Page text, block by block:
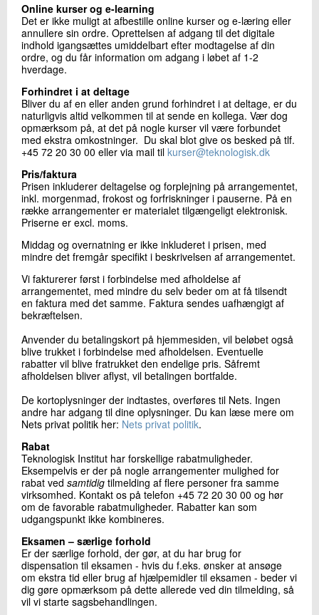
Online kurser og e-learning
Det er ikke muligt at afbestille online kurser og e-læring eller
annullere sin ordre. Oprettelsen af adgang til det digitale
indhold igangsættes umiddelbart efter modtagelse af din
ordre, og du får information om adgang i løbet af 1-2
hverdage.
Forhindret i at deltage
Bliver du af en eller anden grund forhindret i at deltage, er du
naturligvis altid velkommen til at sende en kollega. Vær dog
opmærksom på, at det på nogle kurser vil være forbundet
med ekstra omkostninger. Du skal blot give os besked på tlf.
+45 72 20 30 00 eller via mail til kurser@teknologisk.dk
Pris/faktura
Prisen inkluderer deltagelse og forplejning på arrangementet,
inkl. morgenmad, frokost og forfriskninger i pauserne. På en
række arrangementer er materialet tilgængeligt elektronisk.
Priserne er excl. moms.
Middag og overnatning er ikke inkluderet i prisen, med
mindre det fremgår specifikt i beskrivelsen af arrangementet.
Vi fakturerer først i forbindelse med afholdelse af
arrangementet, med mindre du selv beder om at få tilsendt
en faktura med det samme. Faktura sendes uafhængigt af
bekræftelsen.
Anvender du betalingskort på hjemmesiden, vil beløbet også
blive trukket i forbindelse med afholdelsen. Eventuelle
rabatter vil blive fratrukket den endelige pris. Såfremt
afholdelsen bliver aflyst, vil betalingen bortfalde.
De kortoplysninger der indtastes, overføres til Nets. Ingen
andre har adgang til dine oplysninger. Du kan læse mere om
Nets privat politik her: Nets privat politik.
Rabat
Teknologisk Institut har forskellige rabatmuligheder.
Eksempelvis er der på nogle arrangementer mulighed for
rabat ved samtidig tilmelding af flere personer fra samme
virksomhed. Kontakt os på telefon +45 72 20 30 00 og hør
om de favorable rabatmuligheder. Rabatter kan som
udgangspunkt ikke kombineres.
Eksamen – særlige forhold
Er der særlige forhold, der gør, at du har brug for
dispensation til eksamen - hvis du f.eks. ønsker at ansøge
om ekstra tid eller brug af hjælpemidler til eksamen - beder vi
dig gøre opmærksom på dette allerede ved din tilmelding, så
vil vi starte sagsbehandlingen.